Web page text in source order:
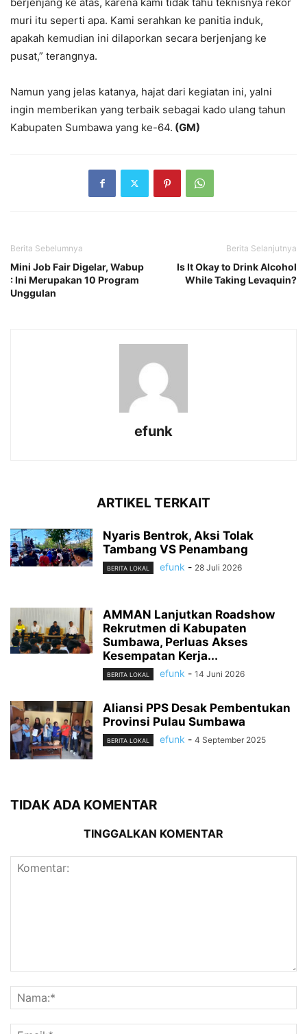
muri itu seperti apa. Kami serahkan ke panitia induk,
apakah kemudian ini dilaporkan secara berjenjang ke
pusat,” terangnya.
Namun yang jelas katanya, hajat dari kegiatan ini, yalni
ingin memberikan yang terbaik sebagai kado ulang tahun
Kabupaten Sumbawa yang ke-64. (GM)
Berita Sebelumnya
Mini Job Fair Digelar, Wabup
: Ini Merupakan 10 Program
Unggulan
Berita Selanjutnya
Is It Okay to Drink Alcohol
While Taking Levaquin?
efunk
ARTIKEL TERKAIT
Nyaris Bentrok, Aksi Tolak
Tambang VS Penambang
BERITA LOKAL efunk - 28 Juli 2026
AMMAN Lanjutkan Roadshow
Rekrutmen di Kabupaten
Sumbawa, Perluas Akses
Kesempatan Kerja...
BERITA LOKAL efunk - 14 Juni 2026
Aliansi PPS Desak Pembentukan
Provinsi Pulau Sumbawa
BERITA LOKAL efunk - 4 September 2025
TIDAK ADA KOMENTAR
TINGGALKAN KOMENTAR